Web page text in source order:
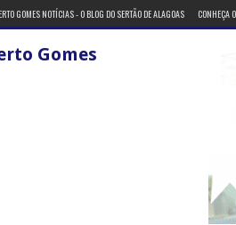
GOMES NOTÍCIAS - O BLOG DO SERTÃO DE ALAGOAS CONHEÇA
Gomes